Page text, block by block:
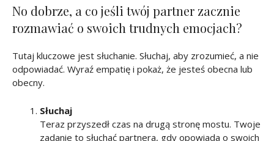
No dobrze, a co jeśli twój partner zacznie
rozmawiać o swoich trudnych emocjach?
Tutaj kluczowe jest słuchanie. Słuchaj, aby zrozumieć, a nie
odpowiadać. Wyraź empatię i pokaż, że jesteś obecna lub
obecny.
Słuchaj
Teraz przyszedł czas na drugą stronę mostu. Twoje
zadanie to słuchać partnera, gdy opowiada o swoich